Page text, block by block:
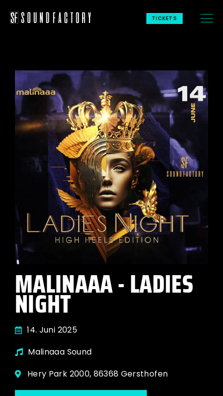
TICKETS
MALINAAA - LADIES
NIGHT
14. Juni 2025
Malinaaa Sound
Hery Park 2000, 86368 Gersthofen